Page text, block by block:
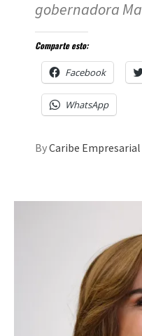
gobernadora
Comparte esto:
Facebook
WhatsApp
ByCaribe Empresarial